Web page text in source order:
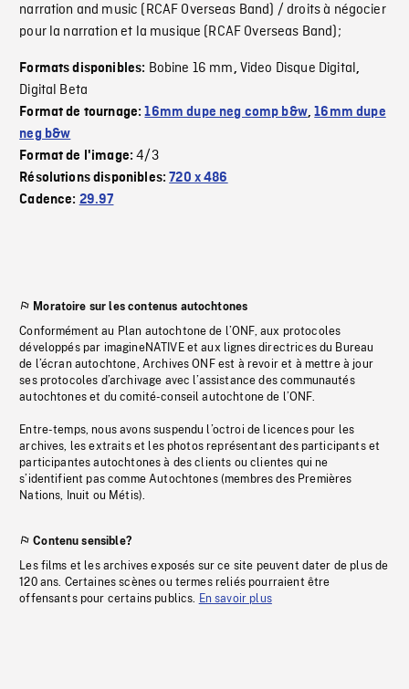
narration and music (RCAF Overseas Band) / droits à négocier
pour la narration et la musique (RCAF Overseas Band);
Formats disponibles: Bobine 16 mm, Video Disque Digital,
Digital Beta
Format de tournage:16mm dupe neg comp b&w,16mm dupe
neg b&w
Format de l'image:4/3
Résolutions disponibles:720 x 486
Cadence: 29.97
Moratoire sur les contenus autochtones
Conformément au Plan autochtone de l’ONF, aux protocoles
développés par imagineNATIVE et aux lignes directrices du Bureau
de l’écran autochtone, Archives ONF est à revoir et à mettre à jour
ses protocoles d’archivage avec l’assistance des communautés
autochtones et du comité-conseil autochtone de l’ONF.
Entre-temps, nous avons suspendu l’octroi de licences pour les
archives, les extraits et les photos représentant des participants et
participantes autochtones à des clients ou clientes qui ne
s’identifient pas comme Autochtones (membres des Premières
Nations, Inuit ou Métis).
Contenu sensible?
Les films et les archives exposés sur ce site peuvent dater de plus de
120 ans. Certaines scènes ou termes reliés pourraient être
offensants pour certains publics. En savoir plus